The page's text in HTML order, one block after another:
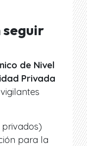
seguir
de Nivel
Privada
privados)
para la